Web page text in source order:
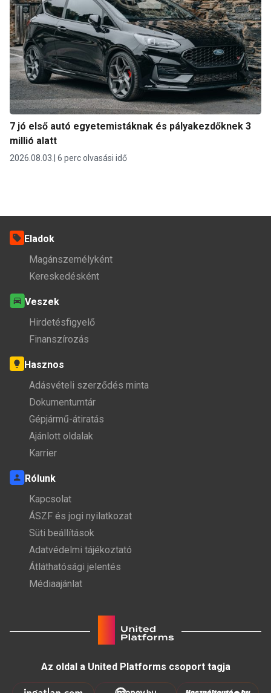
7 jó első autó egyetemistáknak és pályakezdőknek 3
millió alatt
2026.08.03. 6 perc olvasási idő
Eladok
Magánszemélyként
Kereskedésként
Veszek
Hirdetésfigyelő
Finanszírozás
Hasznos
Adásvételi szerződés minta
Dokumentumtár
Gépjármű-átiratás
Ajánlott oldalak
Karrier
Rólunk
Kapcsolat
ÁSZF és jogi nyilatkozat
Süti beállítások
Adatvédelmi tájékoztató
Átláthatósági jelentés
Médiaajánlat
Az oldal a United Platforms csoport tagja